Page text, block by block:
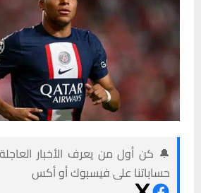
🔔 كن أول من يعرف الأخبار
حساباتنا على فيسبوك أو أكس